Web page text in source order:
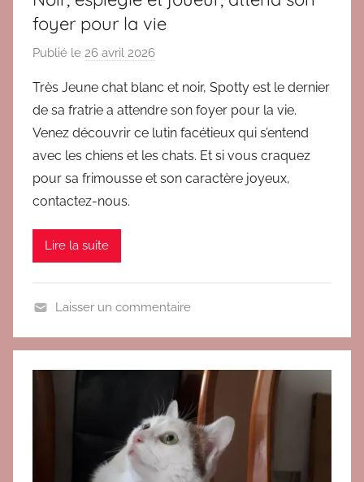
l
s
foyer pour la vie
Publié le 26 avril 2026
r
V
E
R
O
Très Jeune chat blanc et noir, Spotty est le dernier
de sa fratrie a attendre son foyer pour la vie.
Venez découvrir ce lutin facétieux qui s’entend
avec les chiens et les chats. Et si vous craquez
pour sa frimousse et son caractère joyeux,
contactez-nous.
Lire la suite
d
o
Laisser un commentaire